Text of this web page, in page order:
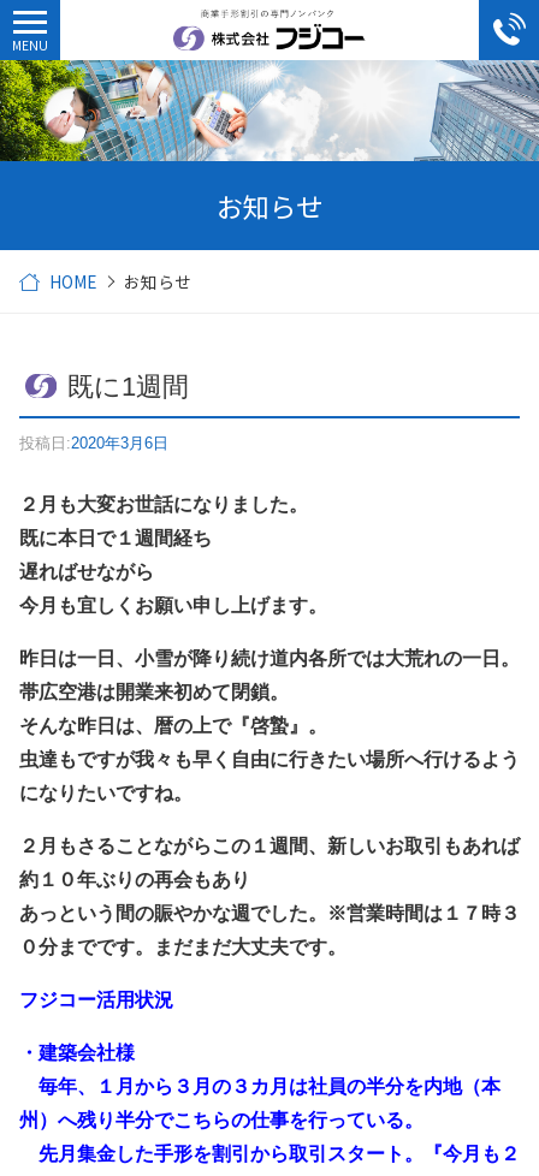
お知らせ
HOME お知らせ
既に1週間
投稿日:2020年3月6日
２月も大変お世話になりました。
既に本日で１週間経ち
遅ればせながら
今月も宜しくお願い申し上げます。
昨日は一日、小雪が降り続け道内各所では大荒れの一日。
帯広空港は開業来初めて閉鎖。
そんな昨日は、暦の上で『啓蟄』。
虫達もですが我々も早く自由に行きたい場所へ行けるよう
になりたいですね。
２月もさることながらこの１週間、新しいお取引もあれば
約１０年ぶりの再会もあり
あっという間の賑やかな週でした。※営業時間は１７時３
０分までです。まだまだ大丈夫です。
フジコー活用状況
・建築会社様
毎年、１月から３月の３カ月は社員の半分を内地（本
州）へ残り半分でこちらの仕事を行っている。
先月集金した手形を割引から取引スタート。『今月も２